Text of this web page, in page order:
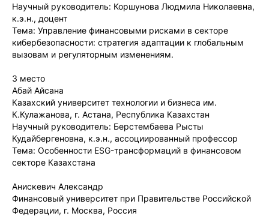
Научный руководитель: Коршунова Людмила Николаевна,
к.э.н., доцент
Тема: Управление финансовыми рисками в секторе
кибербезопасности: стратегия адаптации к глобальным
вызовам и регуляторным изменениям.
3 место
Абай Айсана
Казахский университет технологии и бизнеса им.
К.Кулажанова, г. Астана, Республика Казахстан
Научный руководитель: Берстембаева Рысты
Кудайбергеновна, к.э.н., ассоциированный профессор
Тема: Особенности ESG-трансформаций в финансовом
секторе Казахстана
Анискевич Александр
Финансовый университет при Правительстве Российской
Федерации, г. Москва, Россия